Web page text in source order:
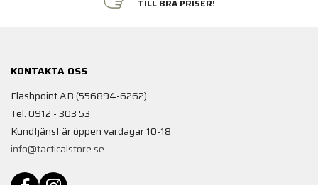
TILL BRA PRISER!
KONTAKTA OSS
Flashpoint AB (556894-6262)
Tel. 0912 - 303 53
Kundtjänst är öppen vardagar 10-18
info@tacticalstore.se